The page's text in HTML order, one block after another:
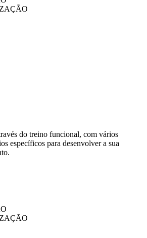
do treino funcional, com vários
específicos para desenvolver a sua